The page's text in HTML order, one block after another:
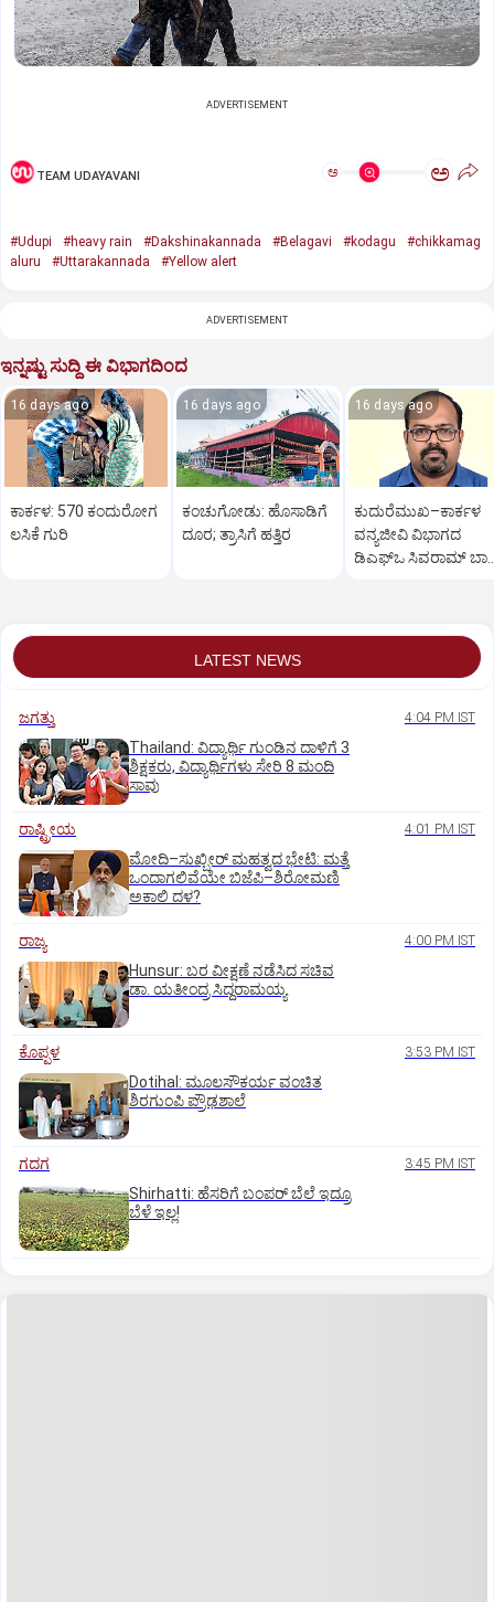
ADVERTISEMENT
TEAM UDAYAVANI ಅ ಅ
#Udupi #heavy rain #Dakshinakannada #Belagavi #kodagu
#chikkamag
aluru
#Uttarakannada #Yellow alert
ADVERTISEMENT
ಇನ್ನಷ್ಟು ಸುದ್ದಿ ಈ ವಿಭಾಗದಿಂದ
16 days ago
ಕಾರ್ಕಳ: 570 ಕಂದುರೋಗ
ಲಸಿಕೆ ಗುರಿ
16 days ago
ಕಂಚುಗೋಡು: ಹೊಸಾಡಿಗೆ
ದೂರ; ತ್ರಾಸಿಗೆ ಹತ್ತಿರ
16 days ago
ಕುದುರೆಮುಖ–ಕಾರ್ಕಳ
ವನ್ಯಜೀವಿ ವಿಭಾಗದ
ಡಿಎಫ್‌ಒ ಸಿವರಾಮ್
LATEST NEWS
ಜಗತ್ತು 4:04 PM IST
Thailand: ವಿದ್ಯಾರ್ಥಿ ಗುಂಡಿನ ದಾಳಿಗೆ 3
ಶಿಕ್ಷಕರು, ವಿದ್ಯಾರ್ಥಿಗಳು ಸೇರಿ 8 ಮಂದಿ
ಸಾವು
ರಾಷ್ಟ್ರೀಯ 4:01 PM IST
ಮೋದಿ–ಸುಖ್ಬೀರ್ ಮಹತ್ವದ ಭೇಟಿ: ಮತ್ತೆ
ಒಂದಾಗಲಿವೆಯೇ ಬಿಜೆಪಿ–ಶಿರೋಮಣಿ
ಅಕಾಲಿ ದಳ?
ರಾಜ್ಯ 4:00 PM IST
Hunsur: ಬರ ವೀಕ್ಷಣೆ ನಡೆಸಿದ ಸಚಿವ
ಡಾ. ಯತೀಂದ್ರ ಸಿದ್ದರಾಮಯ್ಯ
ಕೊಪ್ಪಳ 3:53 PM IST
Dotihal: ಮೂಲಸೌಕರ್ಯ ವಂಚಿತ
ಶಿರಗುಂಪಿ ಪ್ರೌಢಶಾಲೆ
ಗದಗ 3:45 PM IST
Shirhatti: ಹೆಸರಿಗೆ ಬಂಪರ್ ಬೆಲೆ ಇದ್ರೂ
ಬೆಳೆ ಇಲ್ಲ!